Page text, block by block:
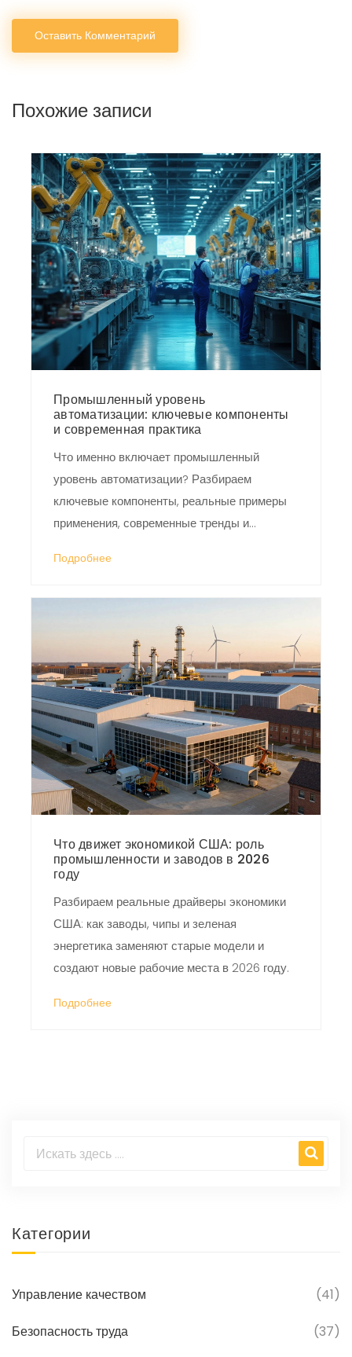
Оставить Комментарий
Похожие записи
Промышленный уровень
автоматизации: ключевые компоненты
и современная практика
Что именно включает промышленный
уровень автоматизации? Разбираем
ключевые компоненты, реальные примеры
применения, современные тренды и
Подробнее
Что движет экономикой США: роль
промышленности и заводов в 2026
году
Разбираем реальные драйверы экономики
США: как заводы, чипы и зеленая
энергетика заменяют старые модели и
создают новые рабочие места в 2026 году.
Подробнее
Категории
Управление качеством (41)
Безопасность труда (37)